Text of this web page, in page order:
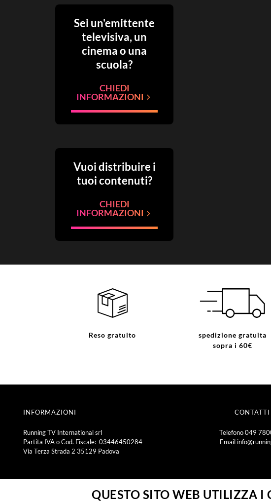
Sei un'emittente
televisiva, un
cinema o una
scuola?
CHIEDI
INFORMAZIONI
Vuoi distribuire i
tuoi contenuti?
CHIEDI
INFORMAZIONI
Reso gratuito
spedizione gratuita
sopra i 60€
INFORMAZIONI
Running TV International srl
Partita IVA o Cod. Fiscale: 03446450284
Via Terza Strada 2 35129 Padova
CONTATTI
Telefono049
Email
QUESTO SITO WEB UTILIZZA I